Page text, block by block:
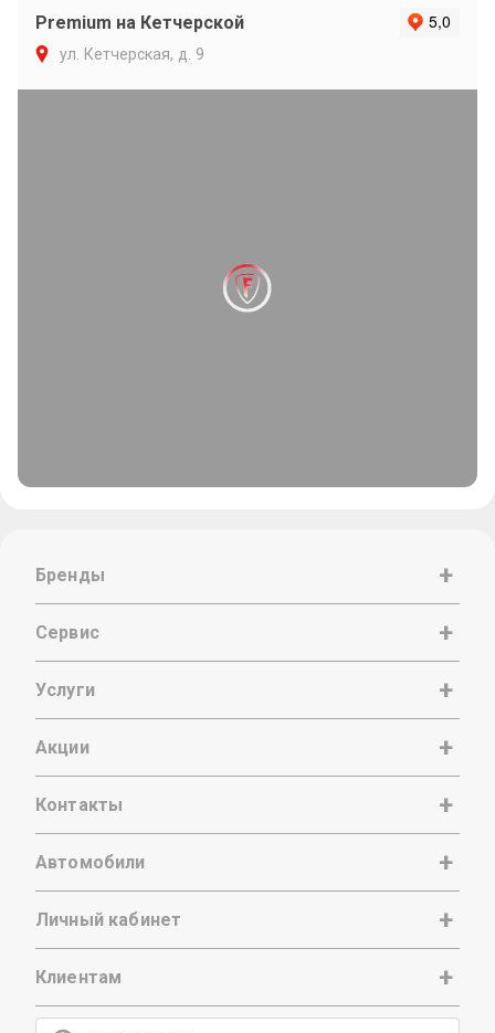
Premium на Кетчерской
ул. Кетчерская, д. 9
Бренды
Сервис
Услуги
Акции
Контакты
Автомобили
Личный кабинет
Клиентам